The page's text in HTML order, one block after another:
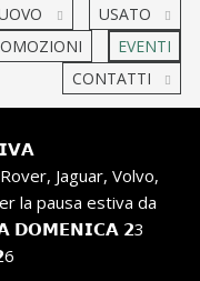
USATO
EVENTI
CONTATTI
Jaguar, Volvo,
la pausa estiva da
𝗗𝗢𝗠𝗘𝗡𝗜𝗖𝗔 𝟮3